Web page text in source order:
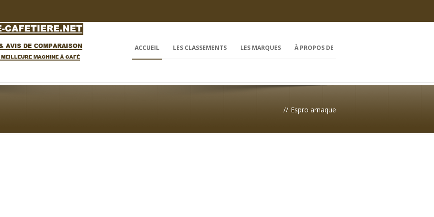
ACCUEIL LES CLASSEMENTS LES MARQUES À PROPOS DE
// Espro arnaque